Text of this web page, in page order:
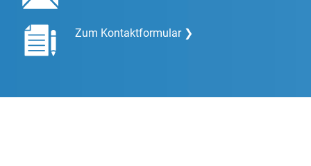
Zum Kontaktformular ❯